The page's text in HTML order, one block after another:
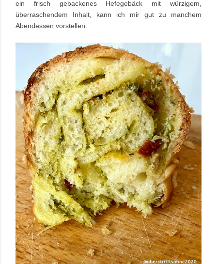
ein frisch gebackenes Hefegebäck mit würzigem,
überraschendem Inhalt, kann ich mir gut zu manchem
Abendessen vorstellen.